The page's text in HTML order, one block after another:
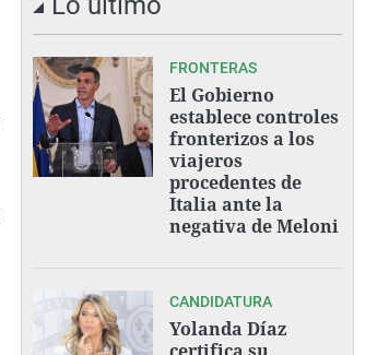
FRONTERAS
El Gobierno
establece controles
fronterizos a los
viajeros
procedentes de
Italia ante la
negativa de Meloni
CANDIDATURA
Yolanda Díaz